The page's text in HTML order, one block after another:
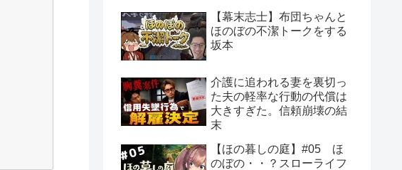
【幕末志士】布団ちゃんと
ほのぼの不潔トークをする
坂本
介護に追われる妻を裏切っ
た夫の軽率な行動の代償は
大きすぎた。信頼崩壊の結
末
【ほの暮しの庭】#05 ほ
のぼの・・？スローライフ